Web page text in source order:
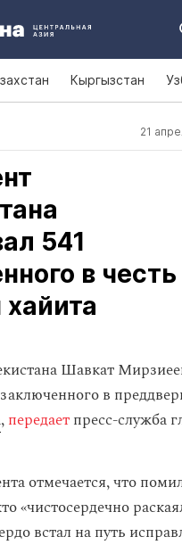
Кыргызстан
21
541
в честь
Шавкат
в
,передаетпресс-служба
отмечается, что
«чистосердечно
встал на путь